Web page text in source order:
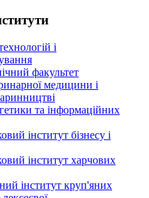
і
факультет
медицини і
та інформаційних
інститут бізнесу і
інститут харчових
інститут круп'яних